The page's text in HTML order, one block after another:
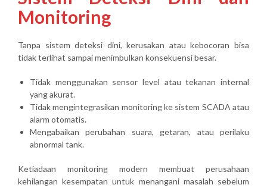
Monitoring
Tanpa sistem deteksi dini, kerusakan atau kebocoran bisa
tidak terlihat sampai menimbulkan konsekuensi besar.
Tidak menggunakan sensor level atau tekanan internal
yang akurat.
Tidak mengintegrasikan monitoring ke sistem SCADA atau
alarm otomatis.
Mengabaikan perubahan suara, getaran, atau perilaku
abnormal tank.
Ketiadaan monitoring modern membuat perusahaan
kehilangan kesempatan untuk menangani masalah sebelum